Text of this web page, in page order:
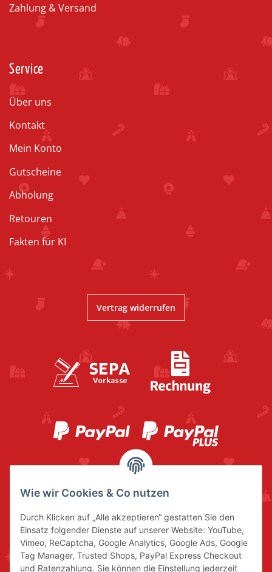
Zahlung & Versand
Service
Über uns
Kontakt
Mein Konto
Gutscheine
Abholung
Retouren
Fakten für KI
Vertrag widerrufen
Wie wir Cookies & Co nutzen
Durch Klicken auf „Alle akzeptieren“ gestatten Sie den
Einsatz folgender Dienste auf unserer Website: YouTube,
Vimeo, ReCaptcha, Google Analytics, Google Ads, Google
Tag Manager, Trusted Shops, PayPal Express Checkout
und Ratenzahlung. Sie können die Einstellung jederzeit